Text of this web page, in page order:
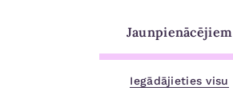
Jaunpienācējiem
Iegādājieties visu